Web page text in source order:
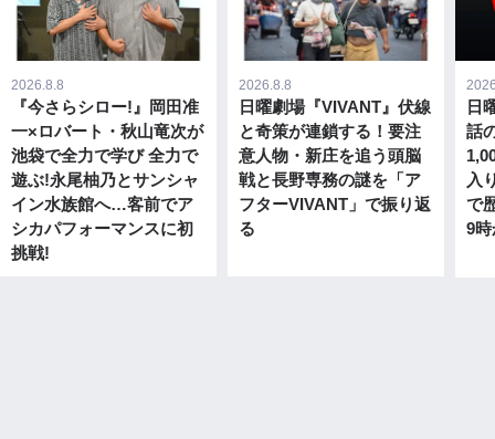
『今さらシロー!』岡田准
一×ロバート・秋山竜次が
池袋で全力で学び 全力で
遊ぶ!永尾柚乃とサンシャ
イン水族館へ…客前でア
シカパフォーマンスに初
挑戦!
2026.8.8
日曜劇場『VIVANT』伏線
と奇策が連鎖する！要注
意人物・新庄を追う頭脳
戦と長野専務の謎を「ア
フターVIVANT」で振り返
る
2026.8.8
日
話
入
で
9